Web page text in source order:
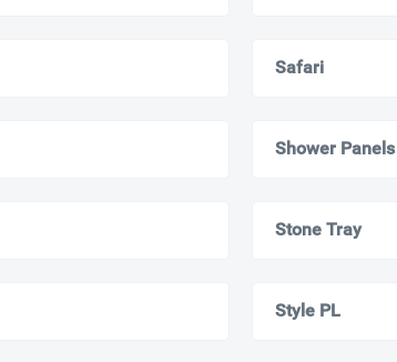
Safari
Shower Panels
Stone Tray
Style PL